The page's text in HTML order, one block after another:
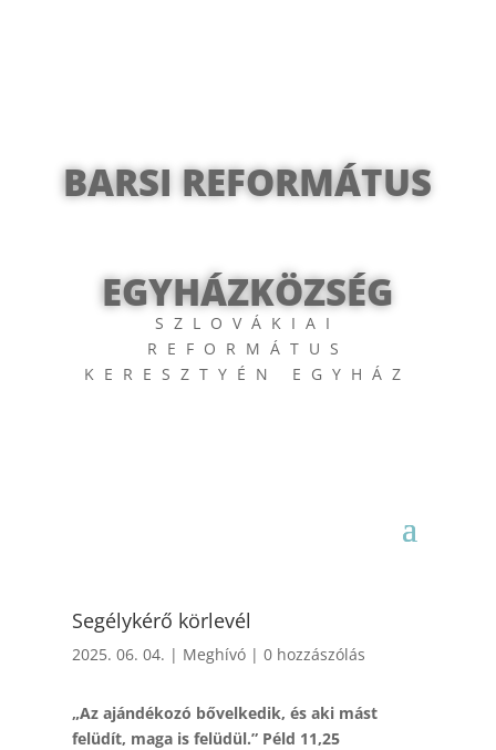
BARSI REFORMÁTUS
EGYHÁZKÖZSÉG
SZLOVÁKIAI
REFORMÁTUS
KERESZTYÉN EGYHÁZ
Segélykérő körlevél
2025. 06. 04. | Meghívó| 0 hozzászólás
„Az ajándékozó bővelkedik, és aki mást
felüdít, maga is felüdül.” Péld 11,25